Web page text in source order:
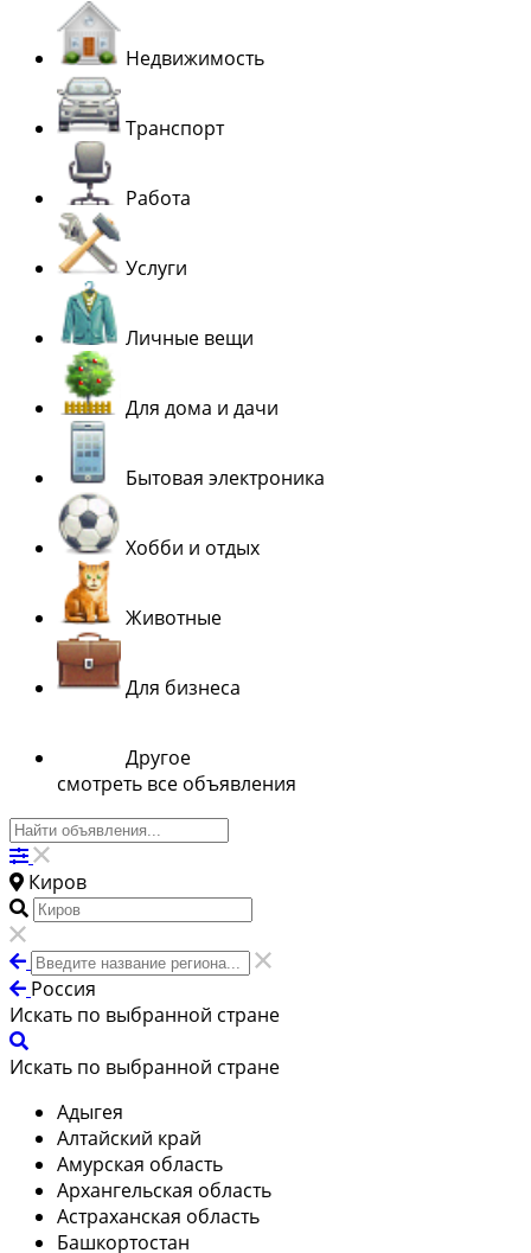
Недвижимость
Транспорт
Работа
Услуги
Личные вещи
Для дома и дачи
Бытовая электроника
Хобби и отдых
Животные
Для бизнеса
Другое
смотреть все объявления
Киров
Россия
Искать по выбранной стране
Искать по выбранной стране
Адыгея
Алтайский край
Амурская область
Архангельская область
Астраханская область
Башкортостан